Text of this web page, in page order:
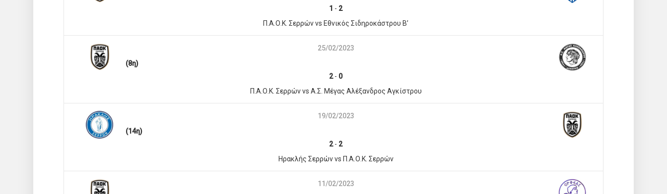
1 - 2
Π.Α.Ο.Κ. Σερρών vs Εθνικός Σιδηροκάστρου Β’
25/02/2023
(8η)
2- 0
Π.Α.Ο.Κ. Σερρών vs Α.Σ. Μέγας Αλέξανδρος Αγκίστρου
19/02/2023
(14η)
2- 2
Ηρακλής Σερρών vs Π.Α.Ο.Κ. Σερρών
11/02/2023